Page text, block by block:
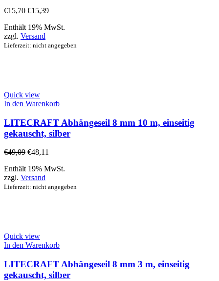
€15,70 €15,39
Enthält 19% MwSt.
zzgl. Versand
Lieferzeit: nicht angegeben
Quick view
In den Warenkorb
LITECRAFT Abhängeseil 8 mm 10 m, einseitig
gekauscht, silber
€49,09 €48,11
Enthält 19% MwSt.
zzgl. Versand
Lieferzeit: nicht angegeben
Quick view
In den Warenkorb
LITECRAFT Abhängeseil 8 mm 3 m, einseitig
gekauscht, silber